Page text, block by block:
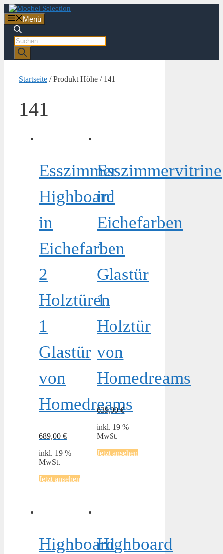
Zum
Inhalt
springen
Menü
Products
search
Startseite / Produkt Höhe / 141
141
Esszimmer
Highboard
in
Eichefarben
2
Holztüren
1
Glastür
von
Homedreams
689,00 €
inkl. 19 %
MwSt.
Jetzt ansehen
Esszimmervitrine
in
Eichefarben
1
Glastür
1
Holztür
von
Homedreams
639,00€
inkl. 19 %
MwSt.
Jetzt ansehen
HighboardHighboard